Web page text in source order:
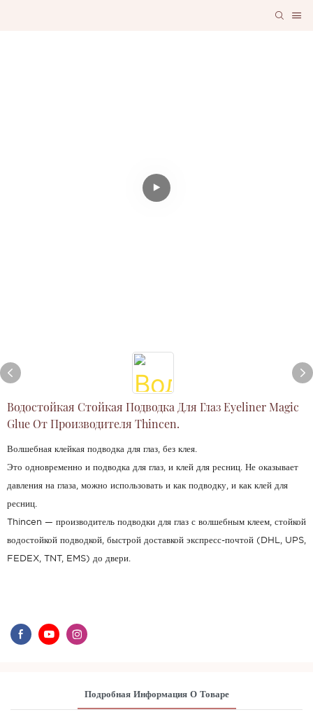
Водостойкая Стойкая Подводка Для Глаз Eyeliner Magic
Glue От Производителя Thincen.
Волшебная клейкая подводка для глаз, без клея.
Это одновременно и подводка для глаз, и клей для ресниц. Не оказывает
давления на глаза, можно использовать и как подводку, и как клей для
ресниц.
Thincen — производитель подводки для глаз с волшебным клеем, стойкой
водостойкой подводкой, быстрой доставкой экспресс-почтой (DHL, UPS,
FEDEX, TNT, EMS) до двери.
Подробная Информация О Товаре